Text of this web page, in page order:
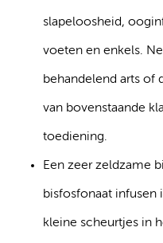
slapeloosheid,
voeten en enkels.
behandelend arts of
van bovenstaande
toediening.
Een zeer zeldzame
bisfosfonaat infusen
kleine scheurtjes in